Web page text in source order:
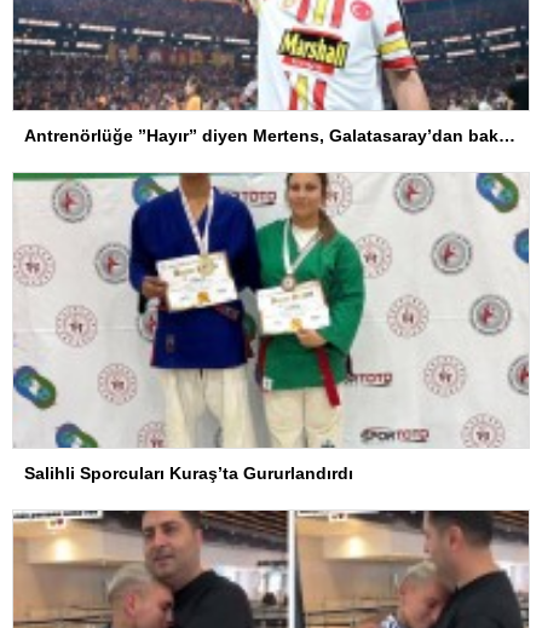
Antrenörlüğe ”Hayır” diyen Mertens, Galatasaray’dan bakın ne istedi
Salihli Sporcuları Kuraş’ta Gururlandırdı